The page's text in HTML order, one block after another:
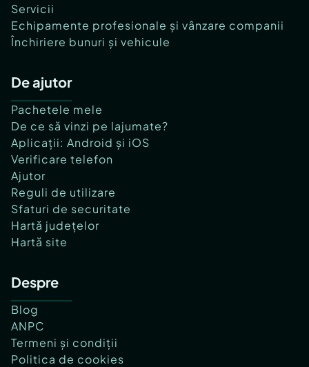
Servicii
Echipamente profesionale și vânzare companii
Închiriere bunuri și vehicule
De ajutor
Pachetele mele
De ce să vinzi pe lajumate?
Aplicații: Android și iOS
Verificare telefon
Ajutor
Reguli de utilizare
Sfaturi de securitate
Hartă județelor
Hartă site
Despre
Blog
ANPC
Termeni și condiții
Politica de cookies